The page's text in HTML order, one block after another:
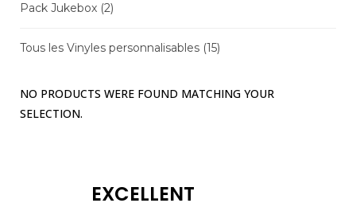
Pack Jukebox (2)
Tous les Vinyles personnalisables (15)
NO PRODUCTS WERE FOUND MATCHING YOUR
SELECTION.
EXCELLENT